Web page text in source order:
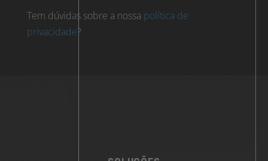
Tem dúvidas sobre a nossa política de
privacidade?